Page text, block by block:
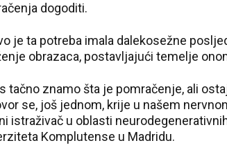
dogoditi.
je ta potreba imala dalekosežne
obrazaca, postavljajući temelje
tačno znamo šta je pomračenje, ali
se, još jednom, krije u našem
istraživač u oblasti
Komplutense u Madridu.